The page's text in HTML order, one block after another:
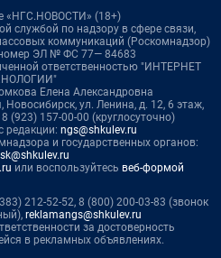
«НГС.НОВОСТИ» (18+)
службой по надзору в сфере связи,
коммуникаций (Роскомнадзор)
ЭЛ № ФС 77— 84683
ответственностью "ИНТЕРНЕТ
Елена Александровна
ул. Ленина, д. 12, 6 этаж,
(923) 157-00-00 (круглосуточно)
редакции: ngs@shkulev.ru
и государственных органов:
или воспользуйтесь веб-формой
212-52-52, 8 (800) 200-03-83 (звонок
reklamangs@shkulev.ru
за достоверность
в рекламных объявлениях.